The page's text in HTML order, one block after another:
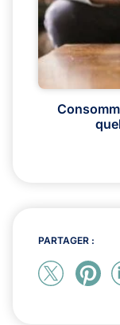
PARTAGER :